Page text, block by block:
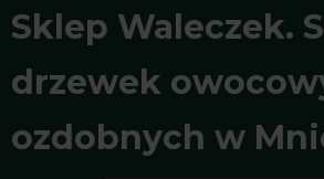
Przejdź
do
treści
Sklep Waleczek.
drzewek
ozdobnych w